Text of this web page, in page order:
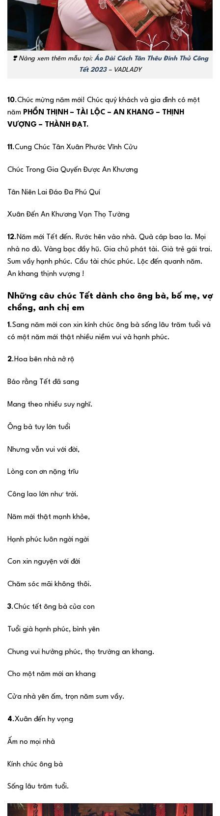
❣️ Nàng xem thêm mẫu tại: Áo Dài Cách Tân Thêu Đính Thủ Công
Tết 2023– VADLADY
10.Chúc mừng năm mới! Chúc quý khách và gia đình có một
năm PHỒN THỊNH – TÀI LỘC – AN KHANG – THỊNH
VƯỢNG – THÀNH ĐẠT.
11 .Cung Chúc Tân Xuân Phước Vĩnh Cửu
Chúc Trong Gia Quyến Được An Khương
Tân Niên Lai Đáo Đa Phú Quí
Xuân Đến An Khương Vạn Thọ Tường
12.Năm mới Tết đến. Rước hên vào nhà. Quà cáp bao la. Mọi
nhà no đủ. Vàng bạc đầy hũ. Gia chủ phát tài. Già trẻ gái trai.
Sum vầy hạnh phúc. Cầu tài chúc phúc. Lộc đến quanh năm.
An khang thịnh vượng !
Những câu chúc Tết dành cho ông bà, bố mẹ, vợ
chồng, anh chị em
1 .Sang năm mới con xin kính chúc ông bà sống lâu trăm tuổi và
có một năm mới thật nhiều niềm vui và hạnh phúc.
2.Hoa bên nhà nở rộ
Báo rằng Tết đã sang
Mang theo nhiều suy nghĩ.
Ông bà tuy lớn tuổi
Nhưng vẫn vui với đời,
Lòng con ơn nặng trĩu
Công lao lớn như trời.
Năm mới thật mạnh khỏe,
Hạnh phúc luôn ngời ngời
Con xin nguyện với đời
Chăm sóc mãi không thôi.
3.Chúc tết ông bà của con
Tuổi già hạnh phúc, bình yên
Chung vui hưởng phúc, thọ trường an khang.
Cho một năm mới an khang
Cửa nhà yên ấm, trọn năm sum vầy.
4.Xuân đến hy vọng
Ấm no mọi nhà
Kính chúc ông bà
Sống lâu trăm tuổi.